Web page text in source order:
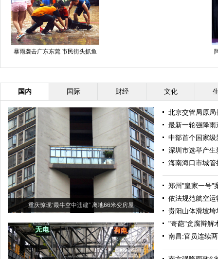
暴雨袭击广东东莞 市民街头抓鱼
国内 国际 财经 文化
重庆惊现“最牛空中违建” 离地66米变房屋
北京交管局原
最新一轮强降
中部首个国家
深圳市选举产
海南海口市城
郑州"皇家一号"
依法规范航空
贵阳山体滑坡
"奇葩"贪腐辩解
南昌:官员连续